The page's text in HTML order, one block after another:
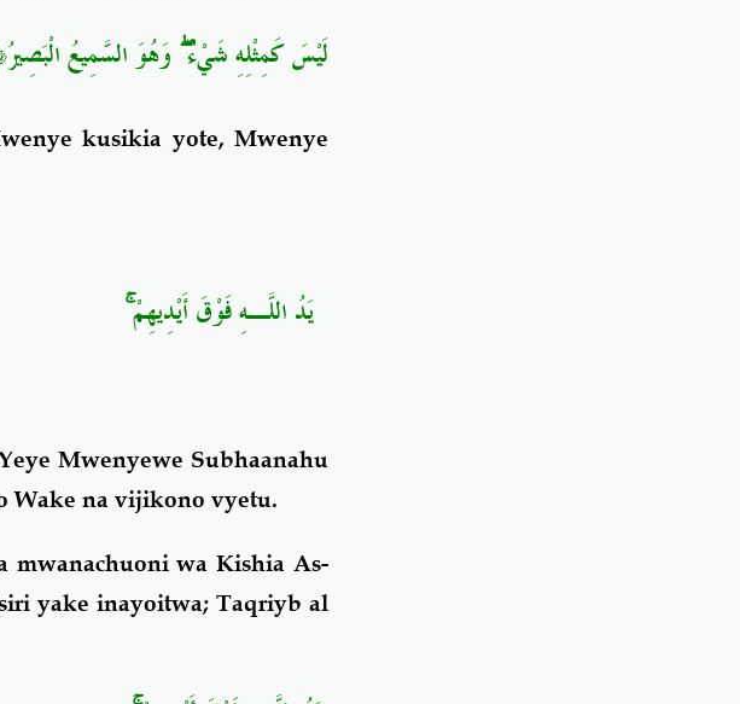
لَيْسَ كَمِثْلِهِ شَيْءٌۖ وَهُوَ السَّمِيعُ الْبَصِيرُ
kusikia yote, Mwenye
يَدُ اللَّـهِ فَوْقَ أَيْدِيهِمْۚ
Mwenyewe Subhaanahu
Wake na vijikono vyetu.
mwanachuoni wa Kishia As-
yake inayoitwa; Taqriyb al